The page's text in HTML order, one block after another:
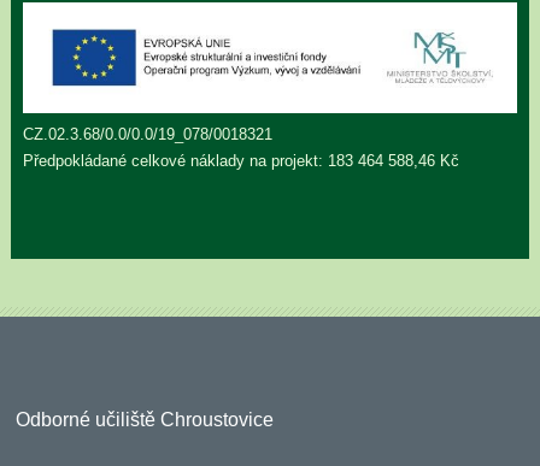
CZ.02.3.68/0.0/0.0/19_078/0018321
Předpokládané celkové náklady na projekt: 183 464 588,46 Kč
Odborné učiliště Chroustovice